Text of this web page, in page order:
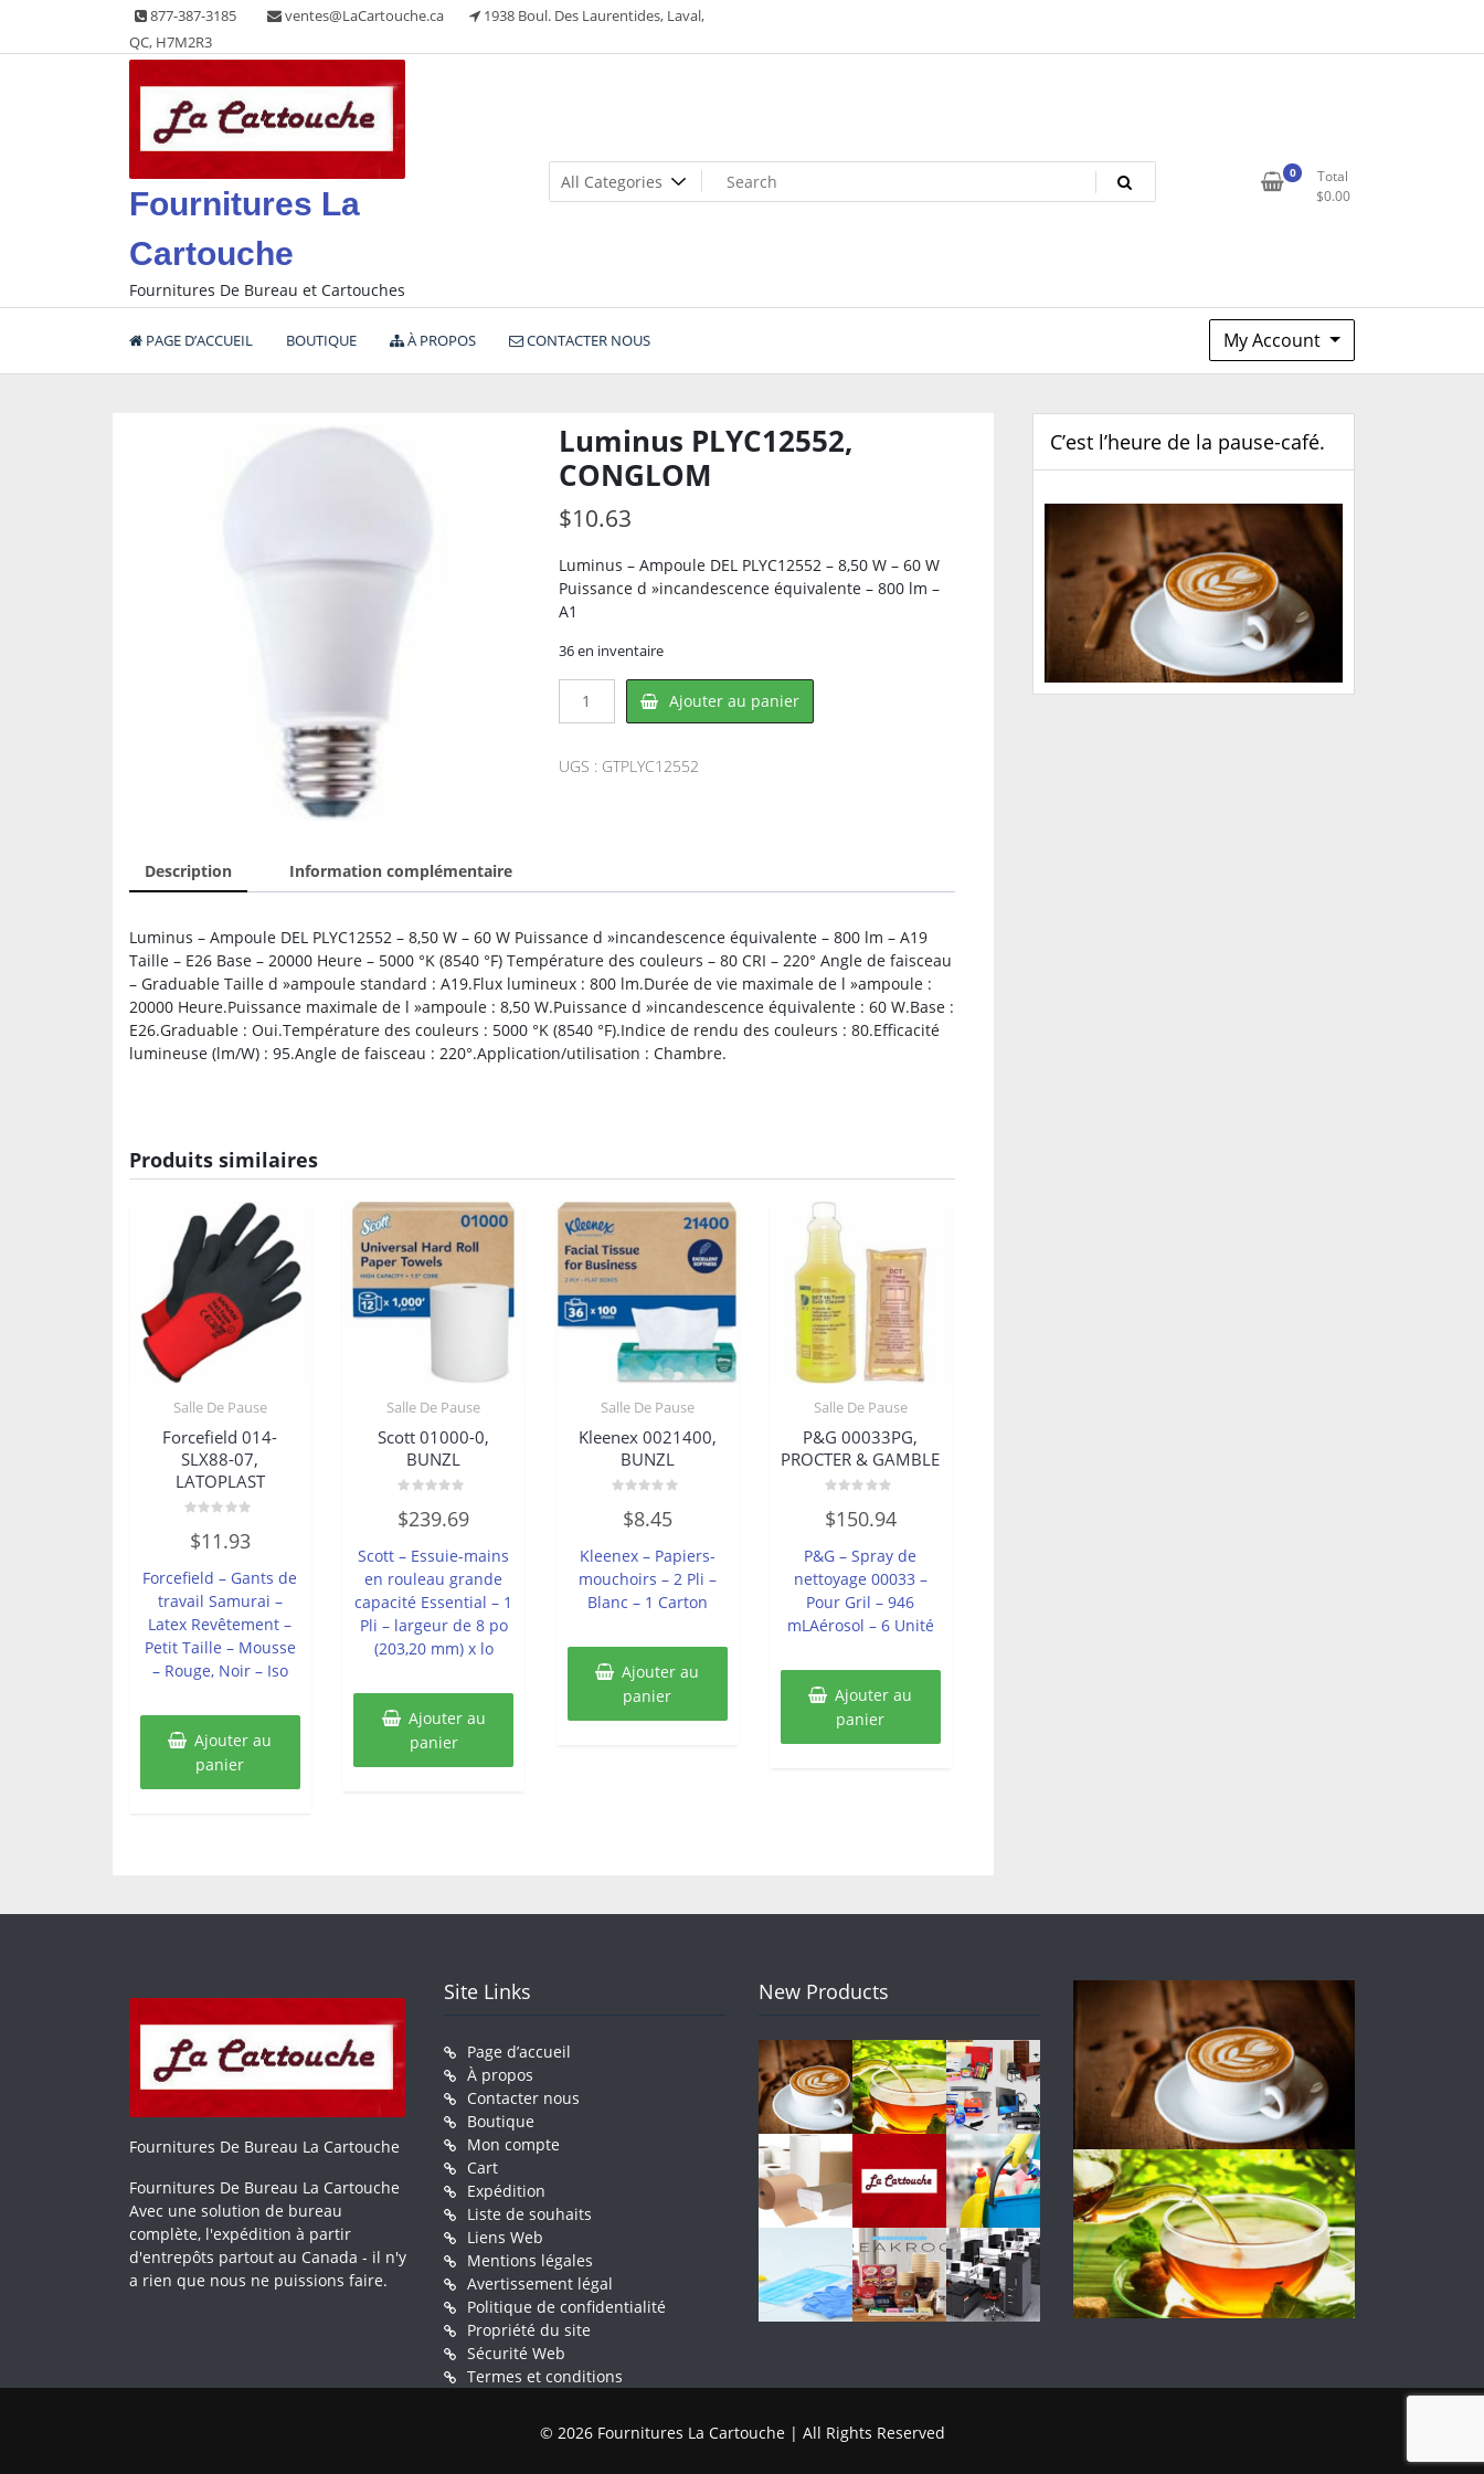
content
877-387-3185 ventes@LaCartouche.ca
1938 Boul. Des Laurentides, Laval,
QC, H7M2R3
Fournitures La
Cartouche
Fournitures De Bureau et Cartouches
0
Total
$0.00
PAGE D’ACCUEIL BOUTIQUE À PROPOS CONTACTER NOUS My Account
Luminus PLYC12552,
CONGLOM
$10.63
Luminus – Ampoule DEL PLYC12552 – 8,50 W – 60 W
Puissance d »incandescence équivalente – 800 lm –
A1
36 en inventaire
PLYC12552,
Ajouter au panier
UGS : GTPLYC12552
Description Information complémentaire
Luminus – Ampoule DEL PLYC12552 – 8,50 W – 60 W Puissance d »incandescence équivalente – 800 lm – A19
Taille – E26 Base – 20000 Heure – 5000 °K (8540 °F) Température des couleurs – 80 CRI – 220° Angle de faisceau
– Graduable Taille d »ampoule standard : A19.Flux lumineux : 800 lm.Durée de vie maximale de l »ampoule :
20000 Heure.Puissance maximale de l »ampoule : 8,50 W.Puissance d »incandescence équivalente : 60 W.Base :
E26.Graduable : Oui.Température des couleurs : 5000 °K (8540 °F).Indice de rendu des couleurs : 80.Efficacité
lumineuse (lm/W) : 95.Angle de faisceau : 220°.Application/utilisation : Chambre.
Produits similaires
Salle De Pause
Forcefield 014-
SLX88-07,
LATOPLAST
0
sur
$11.93
Forcefield – Gants de
travail Samurai –
Latex Revêtement –
Petit Taille – Mousse
– Rouge, Noir – Iso
Ajouter au
panier
Salle De Pause
Scott 01000-0,
BUNZL
0
sur
$239.69
Scott – Essuie-mains
en rouleau grande
capacité Essential – 1
Pli – largeur de 8 po
(203,20 mm) x lo
Ajouter au
panier
Salle De Pause
Kleenex 0021400,
BUNZL
sur
$8.45
Kleenex – Papiers-
mouchoirs – 2 Pli –
Blanc – 1 Carton
Ajouter au
panier
Salle De Pause
P&G 00033PG,
PROCTER & GAMBLE
0
sur
$150.94
P&G – Spray de
nettoyage 00033 –
Pour Gril – 946
mLAérosol – 6 Unité
Ajouter au
panier
C’est l’heure de la pause-café.
Fournitures De Bureau La Cartouche
Fournitures De Bureau La Cartouche
Avec une solution de bureau
complète, l'expédition à partir
d'entrepôts partout au Canada - il n'y
a rien que nous ne puissions faire.
Site Links
Page d’accueil
À propos
Contacter nous
Boutique
Mon compte
Cart
Expédition
Liste de souhaits
Liens Web
Mentions légales
Avertissement légal
Politique de confidentialité
Propriété du site
Sécurité Web
Termes et conditions
New Products
© 2026 Fournitures La Cartouche | All Rights Reserved